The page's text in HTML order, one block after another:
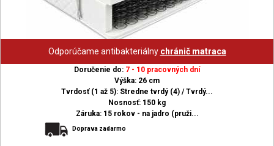
Odporúčame antibakteriálny chránič matraca
Doručenie do: 7 - 10 pracovných dní
Výška: 26 cm
Tvrdosť (1 až 5): Stredne tvrdý (4) / Tvrdý...
Nosnosť: 150 kg
Záruka: 15 rokov - na jadro (pruži...
Doprava zadarmo